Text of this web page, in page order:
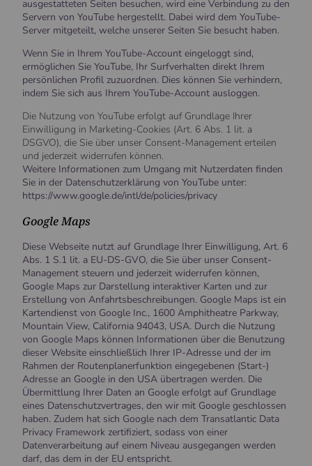
ausgestatteten Seiten besuchen, wird eine Verbindung zu den
Servern von YouTube hergestellt. Dabei wird dem YouTube-
Server mitgeteilt, welche unserer Seiten Sie besucht haben.
Wenn Sie in Ihrem YouTube-Account eingeloggt sind,
ermöglichen Sie YouTube, Ihr Surfverhalten direkt Ihrem
persönlichen Profil zuzuordnen. Dies können Sie verhindern,
indem Sie sich aus Ihrem YouTube-Account ausloggen.
Die Nutzung von YouTube erfolgt auf Grundlage Ihrer
Einwilligung in Marketing-Cookies (Art. 6 Abs. 1 lit. a
DSGVO), die Sie über unser Consent-Management erteilen
und jederzeit widerrufen können.
Weitere Informationen zum Umgang mit Nutzerdaten finden
Sie in der Datenschutzerklärung von YouTube unter:
https://www.google.de/intl/de/policies/privacy
Google Maps
Diese Webseite nutzt auf Grundlage Ihrer Einwilligung, Art. 6
Abs. 1 S.1 lit. a EU-DS-GVO, die Sie über unser Consent-
Management steuern und jederzeit widerrufen können,
Google Maps zur Darstellung interaktiver Karten und zur
Erstellung von Anfahrtsbeschreibungen. Google Maps ist ein
Kartendienst von Google Inc., 1600 Amphitheatre Parkway,
Mountain View, California 94043, USA. Durch die Nutzung
von Google Maps können Informationen über die Benutzung
dieser Website einschließlich Ihrer IP-Adresse und der im
Rahmen der Routenplanerfunktion eingegebenen (Start-)
Adresse an Google in den USA übertragen werden. Die
Übermittlung Ihrer Daten an Google erfolgt auf Grundlage
eines Datenschutzvertrages, den wir mit Google geschlossen
haben. Zudem hat sich Google nach dem Transatlantic Data
Privacy Framework zertifiziert, sodass von einer
Datenverarbeitung auf einem Niveau ausgegangen werden
darf, das dem in der EU entspricht.